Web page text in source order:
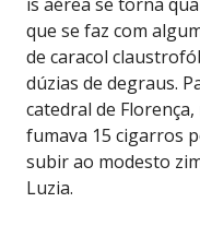
que se faz com
de caracol
dúzias de degraus.
catedral de
fumava 15 cigarros
subir ao modesto
Luzia.